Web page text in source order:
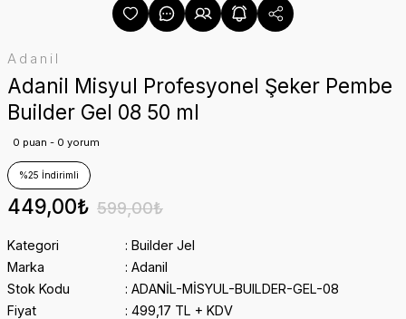
Adanil
Adanil Misyul Profesyonel Şeker Pembe
Builder Gel 08 50 ml
0 puan - 0 yorum
%25 İndirimli
449,00₺ 599,00₺
Kategori
Builder Jel
Marka
Adanil
Stok Kodu
ADANİL-MİSYUL-BUILDER-GEL-08
Fiyat
499,17 TL + KDV